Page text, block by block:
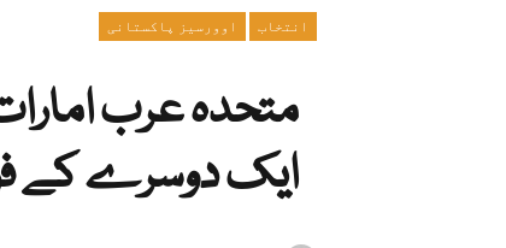
انتخاب اوورسیز پاکستانی
متحدہ عرب
ایک دوسرے کے